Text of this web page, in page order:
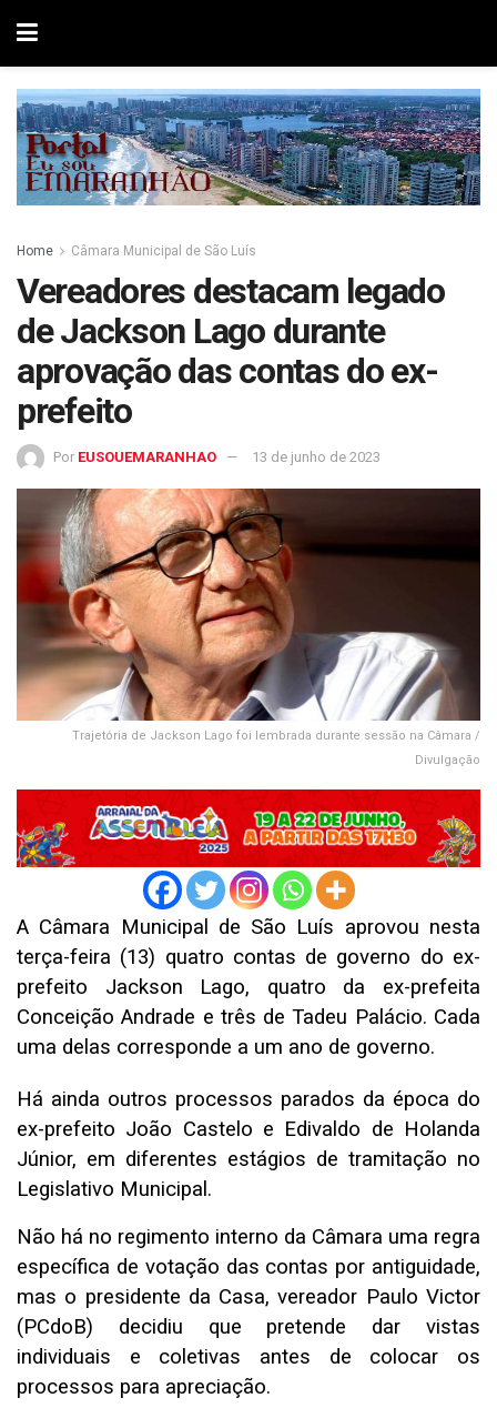
Home Câmara Municipal de São Luís
Vereadores destacam legado
de Jackson Lago durante
aprovação das contas do ex-
prefeito
Por EUSOUEMARANHAO 13 de junho de 2023
Trajetória de Jackson Lago foi lembrada durante sessão na Câmara /
Divulgação
A Câmara Municipal de São Luís aprovou nesta
terça-feira (13) quatro contas de governo do ex-
prefeito Jackson Lago, quatro da ex-prefeita
Conceição Andrade e três de Tadeu Palácio. Cada
uma delas corresponde a um ano de governo.
Há ainda outros processos parados da época do
ex-prefeito João Castelo e Edivaldo de Holanda
Júnior, em diferentes estágios de tramitação no
Legislativo Municipal.
Não há no regimento interno da Câmara uma regra
específica de votação das contas por antiguidade,
mas o presidente da Casa, vereador Paulo Victor
(PCdoB) decidiu que pretende dar vistas
individuais e coletivas antes de colocar os
processos para apreciação.